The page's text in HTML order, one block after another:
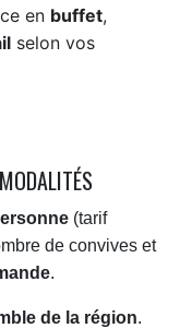
en buffet,
selon vos
(tarif
de convives et
.
de la région.